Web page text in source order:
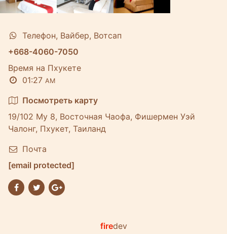
Телефон, Вайбер, Вотсап
+668-4060-7050
Время на Пхукете
01:27 AM
Посмотреть карту
19/102 Му 8, Восточная Чаофа, Фишермен Уэй
Чалонг, Пхукет, Таиланд
Почта
[email protected]
firedev